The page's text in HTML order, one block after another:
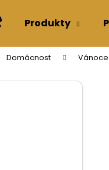
Produkty
Domácnost Vánoce